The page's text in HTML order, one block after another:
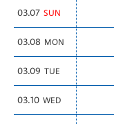
03.07 SUN
03.08 MON
03.09 TUE
03.10 WED